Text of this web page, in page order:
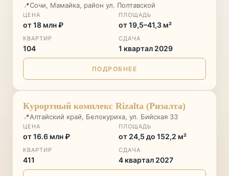
СТАРТ ПРОДАЖ 16 АВГУСТА
СТАРТ ПРОДАЖ
📍Сочи, Мамайка, район ул. Полтавской
ЦЕНА
от 18 млн ₽
ПЛОЩАДЬ
от 19,5–41,3 м²
КВАРТИР
104
СДАЧА
1 квартал 2029
ПОДРОБНЕЕ
ГОРНЫЙ КУРОРТ
Курортный комплекс Rizalta (Ризалта)
📍Алтайский край, Белокуриха, ул. Бийская 33
ЦЕНА
от 16.6 млн ₽
ПЛОЩАДЬ
от 24,5 до 152,2 м²
КВАРТИР
411
СДАЧА
4 квартал 2027